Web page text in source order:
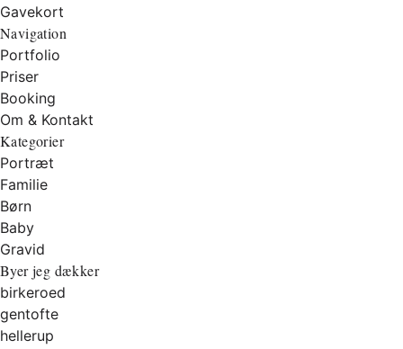
Gavekort
Navigation
Portfolio
Priser
Booking
Om & Kontakt
Kategorier
Portræt
Familie
Børn
Baby
Gravid
Byer jeg dækker
birkeroed
gentofte
hellerup